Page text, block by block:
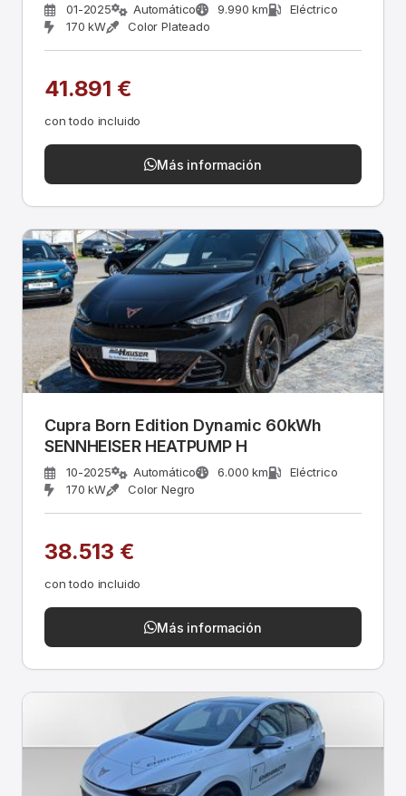
01-2025 Automático 9.990 km
Eléctrico
170 kW
Color Plateado
41.891 €
con todo incluido
Más información
Cupra Born Edition Dynamic 60kWh
SENNHEISER HEATPUMP H
10-2025 Automático 6.000 km
Eléctrico
170 kW
Color Negro
38.513 €
con todo incluido
Más información